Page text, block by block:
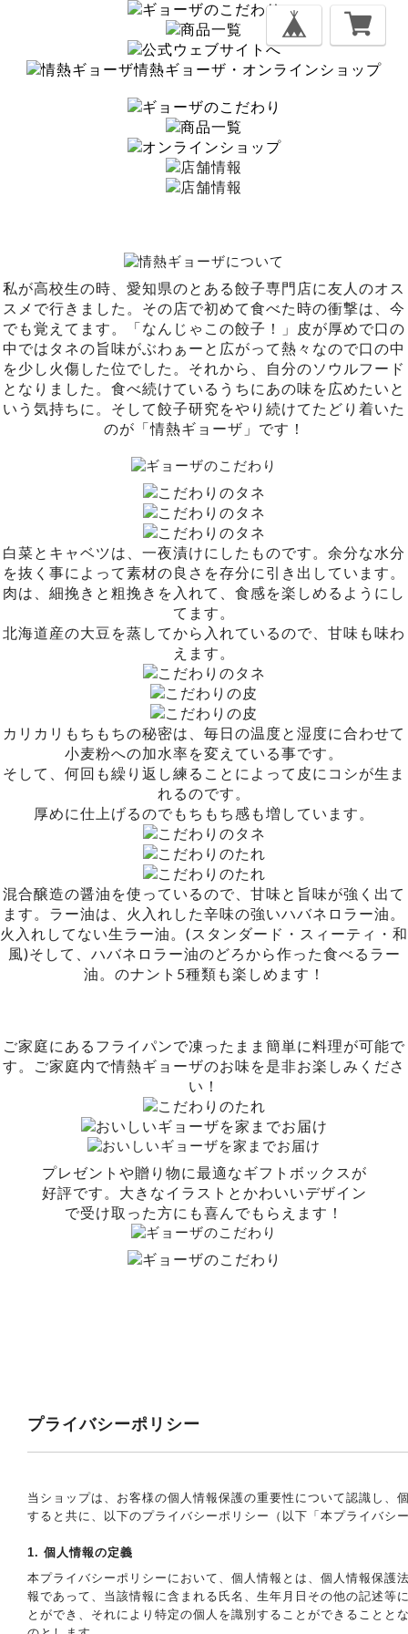
情熱ギョーザ・オンラインショップ
私が高校生の時、愛知県のとある餃子専門店に友人のオス
スメで行きました。その店で初めて食べた時の衝撃は、今
でも覚えてます。「なんじゃこの餃子！」皮が厚めで口の
中ではタネの旨味がぶわぁーと広がって熱々なので口の中
を少し火傷した位でした。それから、自分のソウルフード
となりました。食べ続けているうちにあの味を広めたいと
いう気持ちに。そして餃子研究をやり続けてたどり着いた
のが「情熱ギョーザ」です！
白菜とキャベツは、一夜漬けにしたものです。余分な水分
を抜く事によって素材の良さを存分に引き出しています。
肉は、細挽きと粗挽きを入れて、食感を楽しめるようにし
てます。
北海道産の大豆を蒸してから入れているので、甘味も味わ
えます。
カリカリもちもちの秘密は、毎日の温度と湿度に合わせて
小麦粉への加水率を変えている事です。
そして、何回も繰り返し練ることによって皮にコシが生ま
れるのです。
厚めに仕上げるのでもちもち感も増しています。
混合醸造の醤油を使っているので、甘味と旨味が強く出て
ます。ラー油は、火入れした辛味の強いハバネロラー油。
火入れしてない生ラー油。(スタンダード・スィーティ・和
風)そして、ハバネロラー油のどろから作った食べるラー
油。のナント5種類も楽しめます！
ご家庭にあるフライパンで凍ったまま簡単に料理が可能で
す。ご家庭内で情熱ギョーザのお味を是非お楽しみくださ
い！
プレゼントや贈り物に最適なギフトボックスが
好評です。大きなイラストとかわいいデザイン
で受け取った方にも喜んでもらえます！
プライバシーポリシー
当ショップは、お客様の個人情報保護の重要性について認識し
すると共に、以下のプライバシーポリシー（以下「本プライバ
1. 個人情報の定義
本プライバシーポリシーにおいて、個人情報とは、個人情報保
報であって、当該情報に含まれる氏名、生年月日その他の記述
とができ、それにより特定の個人を識別することができること